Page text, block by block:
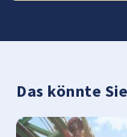
Das könnte